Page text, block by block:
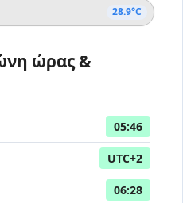
28.9°C
ώρας &
05:46
UTC+2
06:28